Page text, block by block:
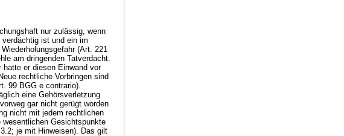
nur zulässig, wenn
verdächtig ist und ein im
(Art. 221
am dringenden Tatverdacht.
hatte er diesen Einwand vor
rechtliche Vorbringen sind
99 BGG e contrario).
eine Gehörsverletzung
gar nicht gerügt worden
nicht mit jedem rechtlichen
Gesichtspunkte
je mit Hinweisen). Das gilt